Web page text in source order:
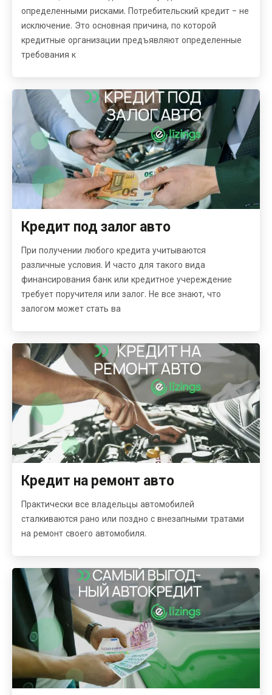
определенными рисками. Потребительский кредит - не
исключение. Это основная причина, по которой
кредитные организации предъявляют определенные
требования к
Кредит под залог авто
При получении любого кредита учитываются
различные условия. И часто для такого вида
финансирования банк или кредитное учереждение
требует поручителя или залог. Не все знают, что
залогом может стать ва
Кредит на ремонт авто
Практически все владельцы автомобилей
сталкиваются рано или поздно с внезапными тратами
на ремонт своего автомобиля.